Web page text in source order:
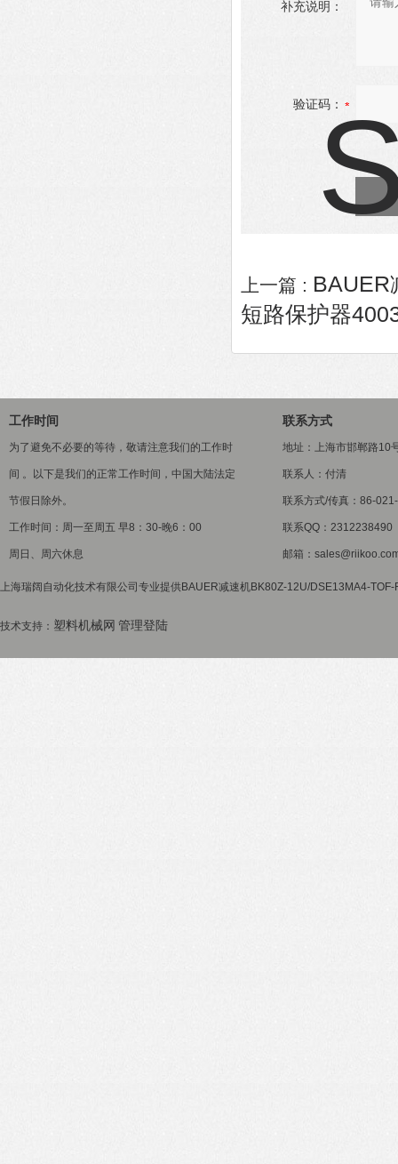
补充说明：
验证码：
上一篇 : BAUER
短路保护器
工作时间
为了避免不必要的等待，敬请注意我们的工作时
间 。以下是我们的正常工作时间，中国大陆法定
节假日除外。
工作时间：周一至周五 早8：30-晚6：00
周日、周六休息
联系方式
地址：上海市邯郸路10
联系人：付清
联系方式/传真：86-
联系QQ：2312238490
邮箱：
上海瑞阔自动化技术有限公司专业提供BAUER减速机BK80Z-12U/DSE13MA4-
技术支持： 塑料机械网 管理登陆